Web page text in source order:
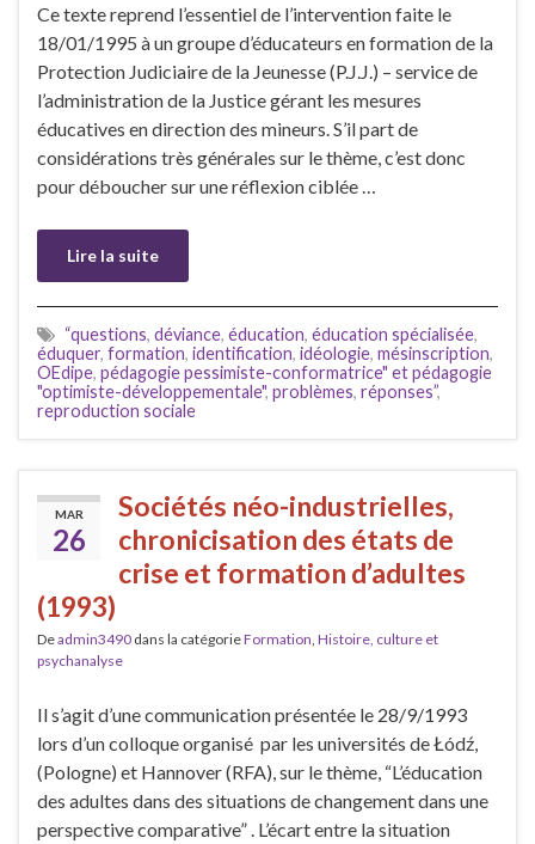
Ce texte reprend l’essentiel de l’intervention faite le
18/01/1995 à un groupe d’éducateurs en formation de la
Protection Judiciaire de la Jeunesse (P.J.J.) – service de
l’administration de la Justice gérant les mesures
éducatives en direction des mineurs. S’il part de
considérations très générales sur le thème, c’est donc
pour déboucher sur une réflexion ciblée …
Lire la suite
“questions, déviance, éducation, éducation spécialisée,
éduquer, formation, identification, idéologie, mésinscription,
OEdipe, pédagogie pessimiste-conformatrice" et pédagogie
"optimiste-développementale", problèmes, réponses”,
reproduction sociale
MAR
26
Sociétés néo-industrielles,
chronicisation des états de
crise et formation d’adultes
(1993)
Deadmin3490 dans la catégorieFormation Histoire, culture et
psychanalyse
Il s’agit d’une communication présentée le 28/9/1993
lors d’un colloque organisé par les universités de Łódź,
(Pologne) et Hannover (RFA), sur le thème, “L’éducation
des adultes dans des situations de changement dans une
perspective comparative” . L’écart entre la situation